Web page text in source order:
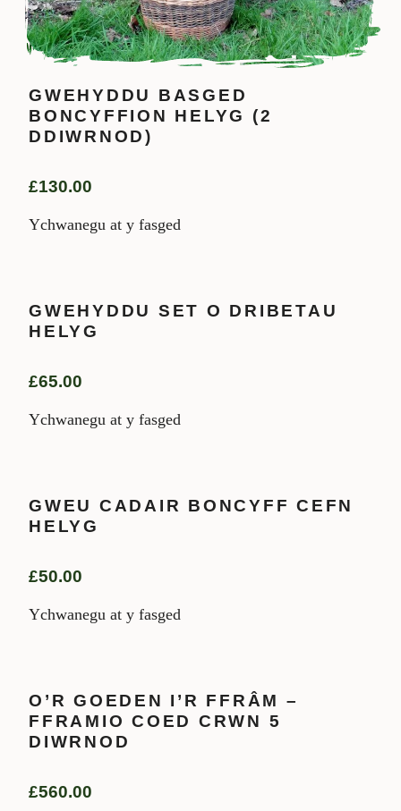
GWEHYDDU BASGED
BONCYFFION HELYG (2
DDIWRNOD)
£130.00
Ychwanegu at y fasged
GWEHYDDU SET O DRIBETAU
HELYG
£65.00
Ychwanegu at y fasged
GWEU CADAIR BONCYFF CEFN
HELYG
£50.00
Ychwanegu at y fasged
O’R GOEDEN I’R FFRÂM –
FFRAMIO COED CRWN 5
DIWRNOD
£560.00